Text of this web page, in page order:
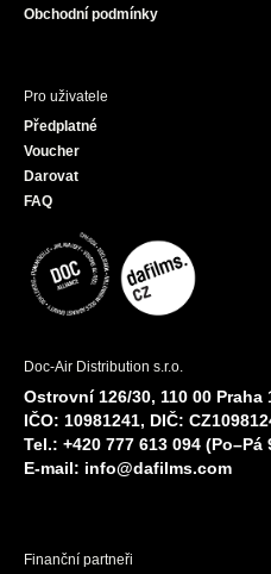
Obchodní podmínky
Pro uživatele
Předplatné
Voucher
Darovat
FAQ
Doc-Air Distribution s.r.o.
Ostrovní 126/30, 110 00 Praha
IČO: 10981241, DIČ:
Tel.: +420 777 613 094 (Po–Pá
E-mail: info@dafilms.com
Finanční partneři